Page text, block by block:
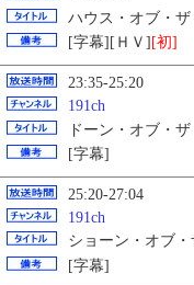
ハウス・オブ・
[字幕][ＨＶ] [初]
23:35-25:20
191ch
ドーン・オブ・
[字幕]
25:20-27:04
191ch
ショーン・オブ
[字幕]